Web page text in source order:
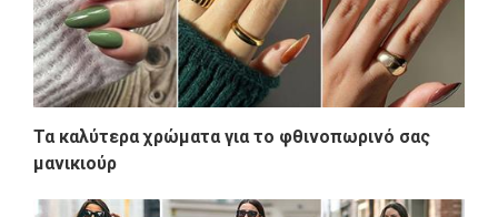
Τα καλύτερα χρώματα για το φθινοπωρινό σας
μανικιούρ